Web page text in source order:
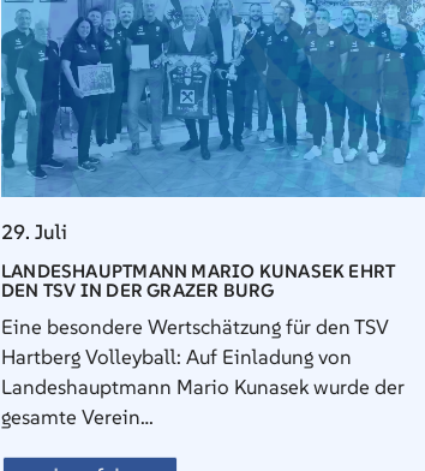
29. Juli
LANDESHAUPTMANN MARIO KUNASEK EHRT
DEN TSV IN DER GRAZER BURG
Eine besondere Wertschätzung für den TSV
Hartberg Volleyball: Auf Einladung von
Landeshauptmann Mario Kunasek wurde der
gesamte Verein…